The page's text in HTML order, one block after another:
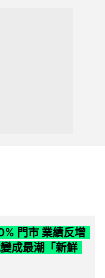
門市 業績反增
成最潮「新鮮